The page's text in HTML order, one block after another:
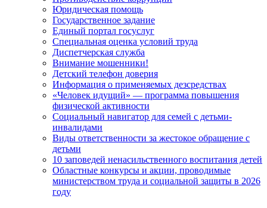
Юридическая помощь
Государственное задание
Единый портал госуслуг
Специальная оценка условий труда
Диспетчерская служба
Внимание мошенники!
Детский телефон доверия
Информация о применяемых дезсредствах
«Человек идущий» — программа повышения
физической активности
Социальный навигатор для семей с детьми-
инвалидами
Виды ответственности за жестокое обращение с
детьми
10 заповедей ненасильственного воспитания детей
Областные конкурсы и акции, проводимые
министерством труда и социальной защиты в 2026
году